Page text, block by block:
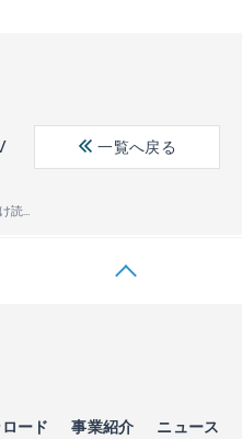
一覧へ戻る
ベネッセの小中学生・ティーンズ向け読書サービス「ブクフレ」にACCESSの電子出版ソリューション「PUBLUS
ード 事業紹介 ニュース